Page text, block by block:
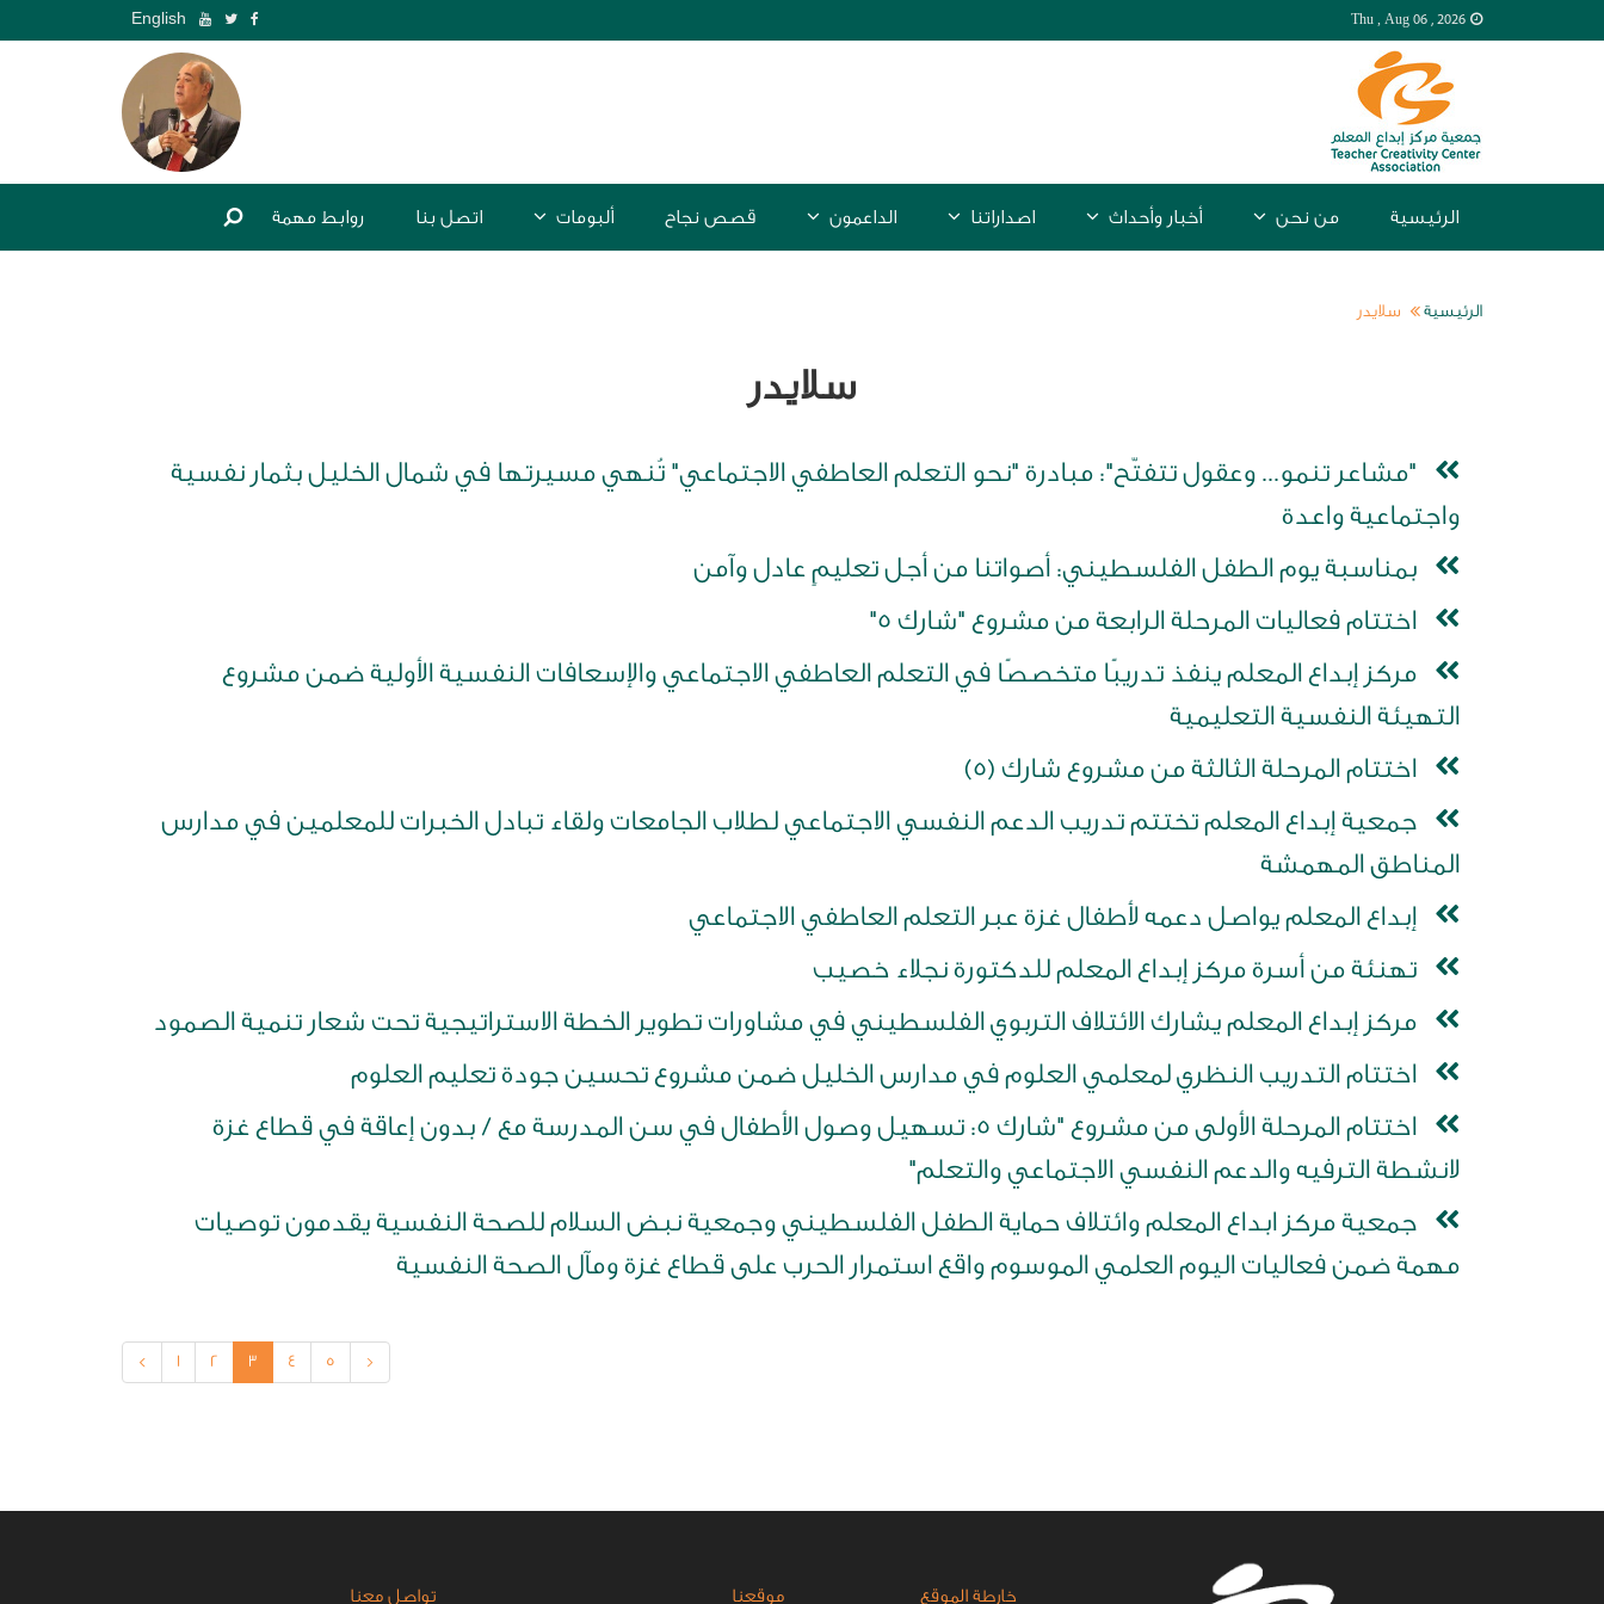
Thu , Aug 06 , 2026
English
الرئيسية من نحن أخبار وأحداث اصداراتنا الداعمون قصص نجاح ألبومات اتصل بنا روابط مهمة
الرئيسية سلايدر
سلايدر
"مشاعر تنمو... وعقول تتفتّح": مبادرة "نحو التعلم العاطفي الاجتماعي" تُنهي مسيرتها في شمال الخليل بثمار نفسية
واجتماعية واعدة
بمناسبة يوم الطفل الفلسطيني: أصواتنا من أجل تعليمٍ عادل وآمن
اختتام فعاليات المرحلة الرابعة من مشروع "شارك 5"
مركز إبداع المعلم ينفذ تدريبًا متخصصًا في التعلم العاطفي الاجتماعي والإسعافات النفسية الأولية ضمن مشروع
التهيئة النفسية التعليمية
اختتام المرحلة الثالثة من مشروع شارك (5)
جمعية إبداع المعلم تختتم تدريب الدعم النفسي الاجتماعي لطلاب الجامعات ولقاء تبادل الخبرات للمعلمين في مدارس
المناطق المهمشة
إبداع المعلم يواصل دعمه لأطفال غزة عبر التعلم العاطفي الاجتماعي
تهنئة من أسرة مركز إبداع المعلم للدكتورة نجلاء خصيب
مركز إبداع المعلم يشارك الائتلاف التربوي الفلسطيني في مشاورات تطوير الخطة الاستراتيجية تحت شعار تنمية الصمود
اختتام التدريب النظري لمعلمي العلوم في مدارس الخليل ضمن مشروع تحسين جودة تعليم العلوم
اختتام المرحلة الأولى من مشروع "شارك 5: تسهيل وصول الأطفال في سن المدرسة مع / بدون إعاقة في قطاع غزة
لانشطة الترفيه والدعم النفسي الاجتماعي والتعلم"
جمعية مركز ابداع المعلم وائتلاف حماية الطفل الفلسطيني وجمعية نبض السلام للصحة النفسية يقدمون توصيات
مهمة ضمن فعاليات اليوم العلمي الموسوم واقع استمرار الحرب على قطاع غزة ومآل الصحة النفسية
< 1 2 3 4 5 >
خارطة الموقع موقعنا تواصل معنا